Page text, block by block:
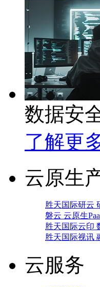
数据安
了解更
云原生
胜天国际研云
磐云 云原生
胜天国际云印
胜天国际视讯
云服务